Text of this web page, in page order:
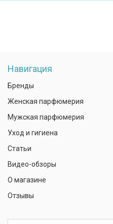
Навигация
Бренды
Женская парфюмерия
Мужская парфюмерия
Уход и гигиена
Статьи
Видео-обзоры
О магазине
Отзывы